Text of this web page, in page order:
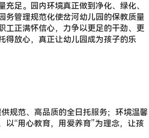
足。园内环境真正做到净化、绿化、
务管理规范化使岔河幼儿园的保教质量
工正满怀信心，力争以更足的干劲、更
得放心，真正让幼儿园成为孩子的乐
规范、高品质的全日托服务；环境温馨
以“用心教育，用爱养育”为理念，让孩